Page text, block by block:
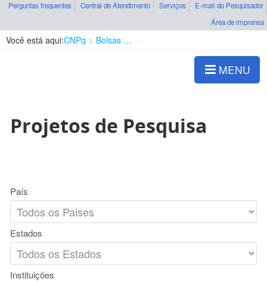
Perguntas frequentes Central de Atendimento Serviços
E-mail do Pesquisador
Área de imprensa
Você está aqui:CNPq Bolsas e Auxílios Vigentes
MENU
Projetos de Pesquisa
País
Estados
Instituições